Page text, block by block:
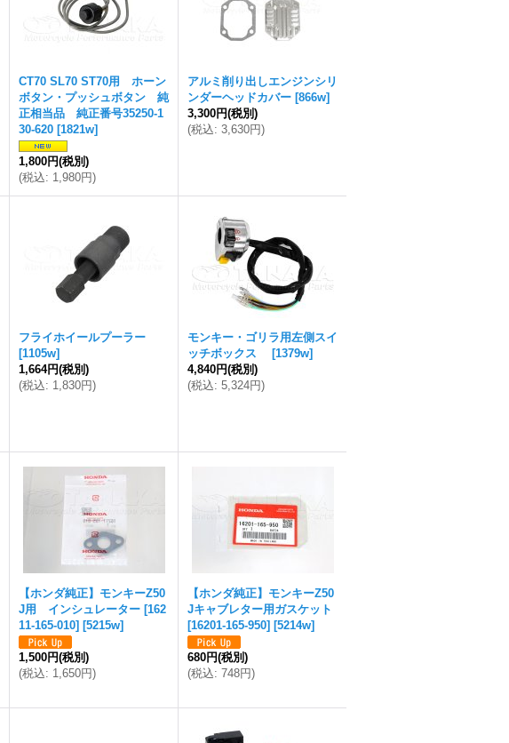
CT70 SL70 ST70用 ホーン
ボタン・プッシュボタン 純
正相当品 純正番号35250-1
30-620 [1821w]
1,800円(税別)
(税込: 1,980円)
アルミ削り出しエンジンシリ
ンダーヘッドカバー [866w]
3,300円(税別)
(税込: 3,630円)
フライホイールプーラー
[1105w]
1,664円(税別)
(税込: 1,830円)
モンキー・ゴリラ用左側スイ
ッチボックス
[1379w]
4,840円(税別)
(税込: 5,324円)
【ホンダ純正】モンキーZ50
J用 インシュレーター [162
11-165-010] [5215w]
1,500円(税別)
(税込: 1,650円)
【ホンダ純正】モンキーZ50
Jキャブレター用ガスケット
[16201-165-950] [5214w]
680円(税別)
(税込: 748円)